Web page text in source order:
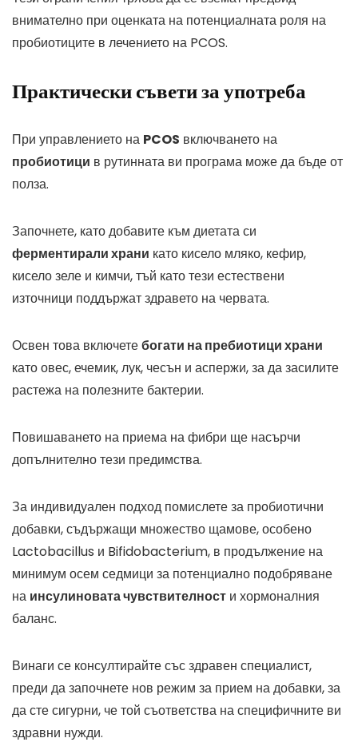
внимателно при оценката на потенциалната роля на
пробиотиците в лечението на PCOS.
Практически съвети за употреба
При управлението на PCOS включването на
пробиотици в рутинната ви програма може да бъде от
полза.
Започнете, като добавите към диетата си
ферментирали храни като кисело мляко, кефир,
кисело зеле и кимчи, тъй като тези естествени
източници поддържат здравето на червата.
Освен това включетебогати на пребиотици храни
като овес, ечемик, лук, чесън и аспержи, за да засилите
растежа на полезните бактерии.
Повишаването на приема на фибри ще насърчи
допълнително тези предимства.
За индивидуален подход помислете за пробиотични
добавки, съдържащи множество щамове, особено
Lactobacillus и Bifidobacterium, в продължение на
минимум осем седмици за потенциално подобряване
на инсулиновата чувствителност и хормоналния
баланс.
Винаги се консултирайте със здравен специалист,
преди да започнете нов режим за прием на добавки, за
да сте сигурни, че той съответства на специфичните ви
здравни нужди.